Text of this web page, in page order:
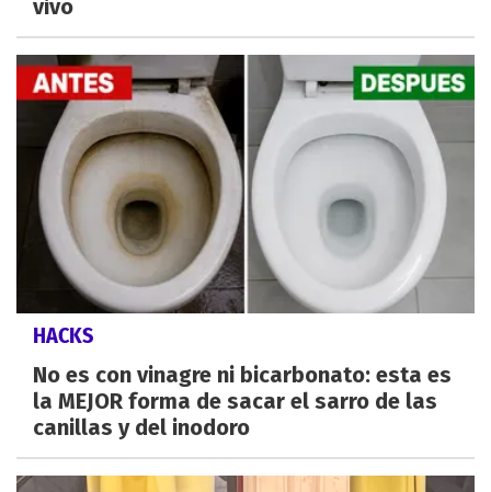
vivo
HACKS
No es con vinagre ni bicarbonato: esta es
la MEJOR forma de sacar el sarro de las
canillas y del inodoro